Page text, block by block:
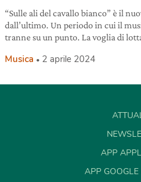
“Sulle ali del cavallo bianco” è il
dall’ultimo. Un periodo in cui il
tranne su un punto. La voglia di
Musica 2 aprile 2024
APP
APP